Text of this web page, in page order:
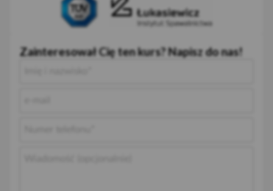
Zainteresował Cię ten kurs? Napisz do nas!